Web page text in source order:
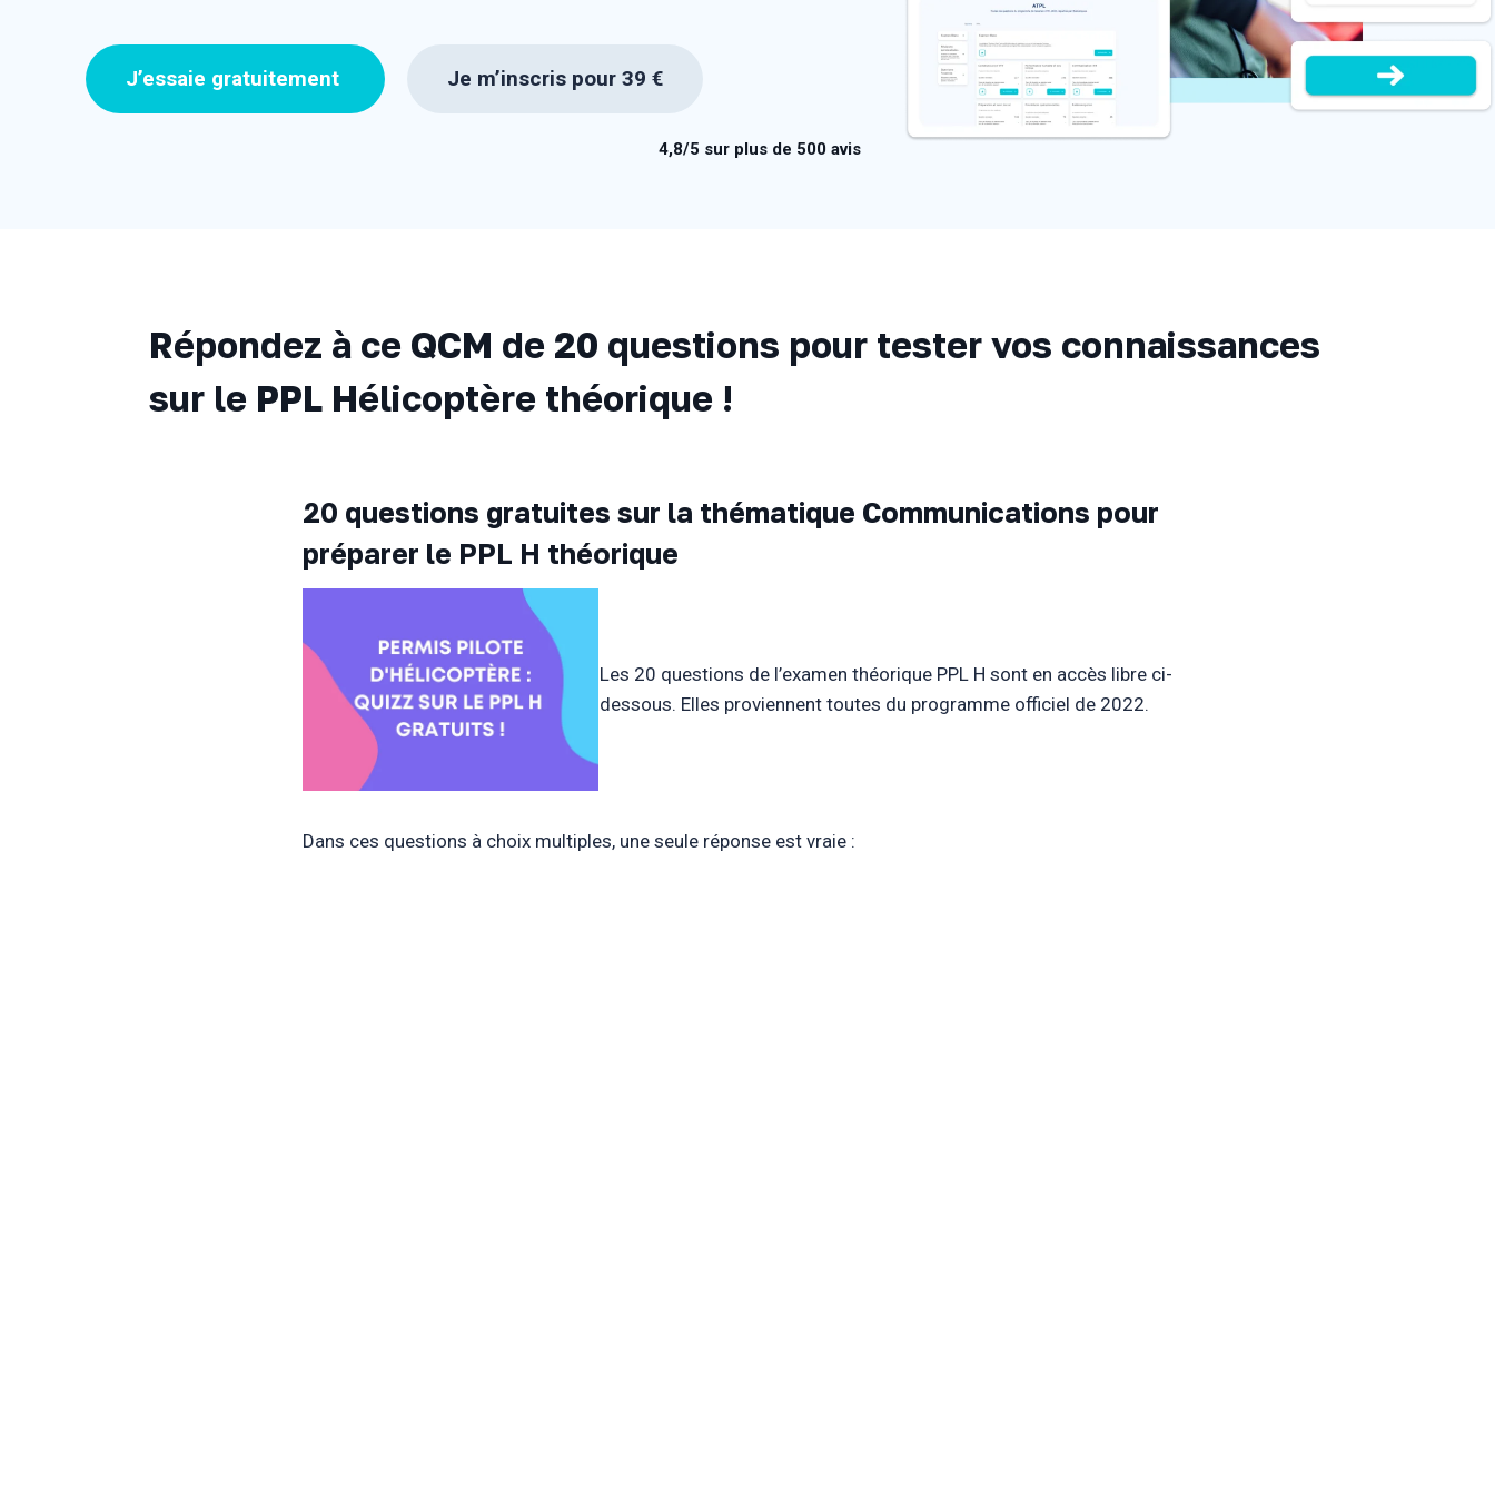
J’essaie gratuitement Je m’inscris pour 39 €
4,8/5 sur plus de 500 avis
Répondez à ce QCM de 20 questions pour tester vos connaissances
sur le PPL Hélicoptère théorique !
20 questions gratuites sur la thématique Communications pour
préparer le PPL H théorique
Les 20 questions de l’examen théorique PPL H sont en accès libre ci-
dessous. Elles proviennent toutes du programme officiel de 2022.
Dans ces questions à choix multiples, une seule réponse est vraie :